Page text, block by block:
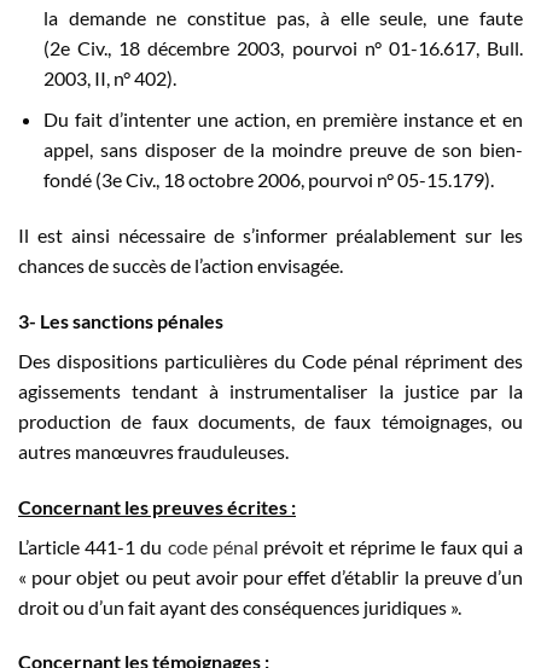
la demande ne constitue pas, à elle seule, une faute
(2e Civ., 18 décembre 2003, pourvoi n° 01-16.617, Bull.
2003, II, n° 402).
Du fait d’intenter une action, en première instance et en
appel, sans disposer de la moindre preuve de son bien-
fondé (3e Civ., 18 octobre 2006, pourvoi n° 05-15.179).
Il est ainsi nécessaire de s’informer préalablement sur les
chances de succès de l’action envisagée.
3- Les sanctions pénales
Des dispositions particulières du Code pénal répriment des
agissements tendant à instrumentaliser la justice par la
production de faux documents, de faux témoignages, ou
autres manœuvres frauduleuses.
Concernant les preuves écrites :
L’article 441-1 du code pénal prévoit et réprime le faux qui a
« pour objet ou peut avoir pour effet d’établir la preuve d’un
droit ou d’un fait ayant des conséquences juridiques ».
Concernant les témoignages :